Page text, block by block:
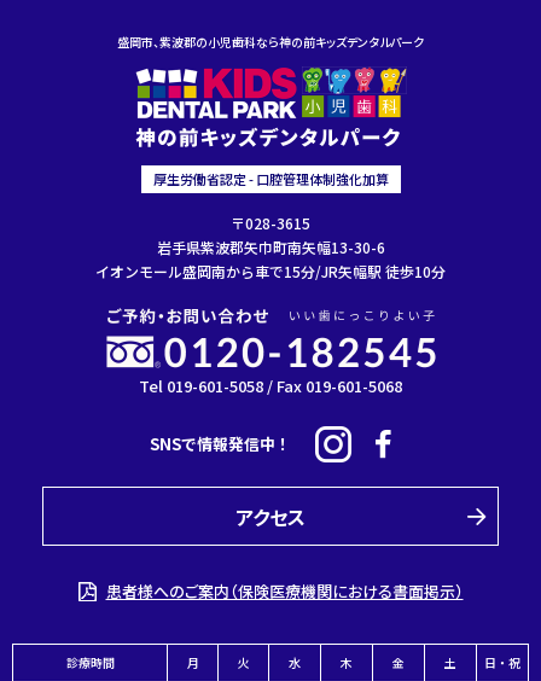
盛岡市、紫波郡の小児歯科なら神の前キッズデンタルパーク
厚生労働省認定 - 口腔管理体制強化加算
〒028-3615
岩手県紫波郡矢巾町南矢幅13-30-6
イオンモール盛岡南から車で15分/JR矢幅駅 徒歩10分
Tel 019-601-5058 / Fax 019-601-5068
SNSで情報発信中！
アクセス
患者様へのご案内（保険医療機関における書面掲示）
診療時間 月 火 水 木 金 土 日・祝